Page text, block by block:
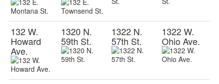
132 W.
Howard
Ave.
1320 N.
59th St.
1322 N.
57th St.
1322 W.
Ohio Ave.